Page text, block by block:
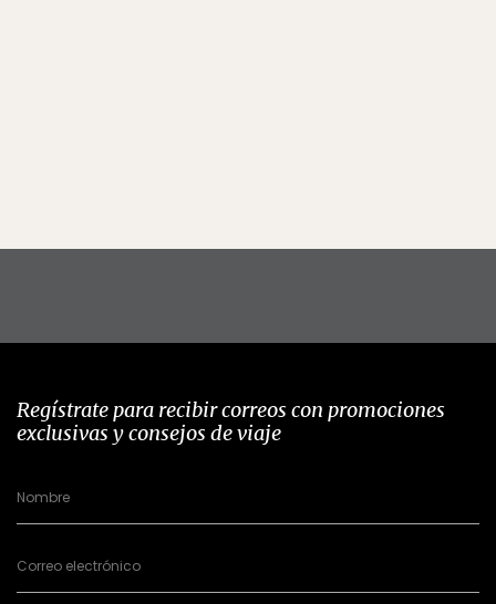
Regístrate para recibir correos con promociones
exclusivas y consejos de viaje